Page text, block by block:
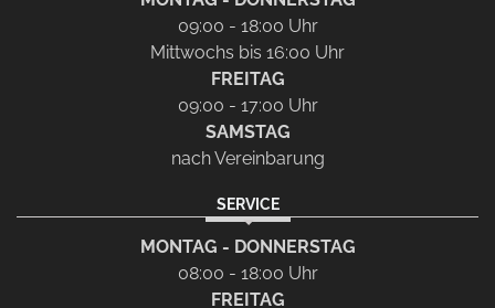
09:00 - 18:00 Uhr
Mittwochs bis 16:00 Uhr
FREITAG
09:00 - 17:00 Uhr
SAMSTAG
nach Vereinbarung
SERVICE
MONTAG - DONNERSTAG
08:00 - 18:00 Uhr
FREITAG